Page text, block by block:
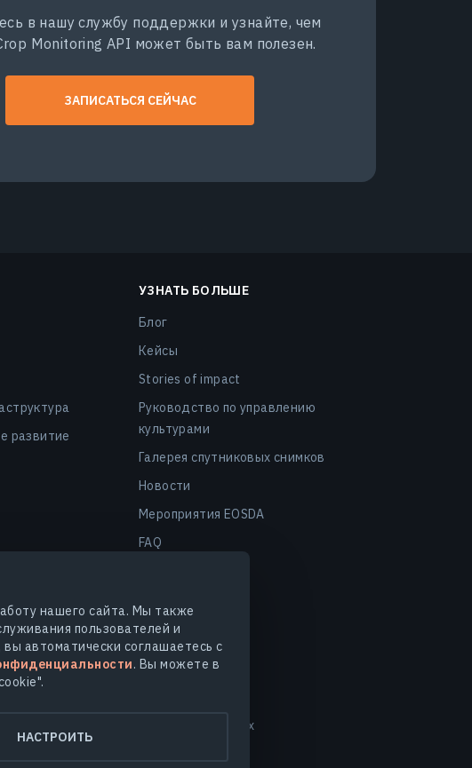
нашего сайта. Мы также
пользователей и
автоматически соглашаетесь с
. Вы можете в
НАСТРОИТЬ
в нашу службу поддержки и узнайте, чем
Monitoring API может быть вам полезен.
ЗАПИСАТЬСЯ СЕЙЧАС
развитие
УЗНАТЬ БОЛЬШЕ
Блог
Кейсы
Stories of impact
Руководство по управлению
культурами
Галерея спутниковых снимков
Новости
Мероприятия EOSDA
FAQ
Безопасность данных